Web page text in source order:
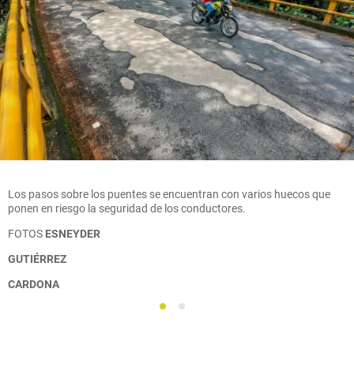
Los pasos sobre los puentes se encuentran con varios huecos que
ponen en riesgo la seguridad de los conductores.
FOTOS ESNEYDER
GUTIÉRREZ
CARDONA
1 2